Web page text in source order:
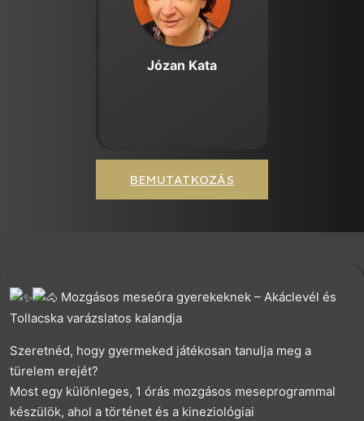
Józan Kata
BEMUTATKOZÁS
Mozgásos meseóra gyerekeknek – Akáclevél és
Tollacska varázslatos kalandja
Szeretnéd, hogy gyermeked játékosan tanulja meg a
türelem erejét?
Most egy különleges, 1 órás mozgásos meseprogrammal
készülök, ahol a történet és a kineziológiai